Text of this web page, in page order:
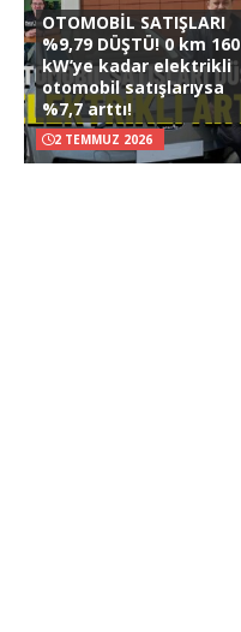
OTOMOBİL SATIŞLARI
%9,79 DÜŞTÜ! 0 km 160
kW’ye kadar elektrikli
otomobil satışlarıysa
%7,7 arttı!
2 TEMMUZ 2026